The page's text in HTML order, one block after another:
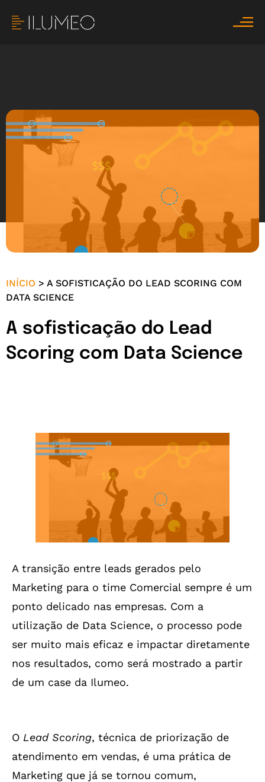
INÍCIO > A SOFISTICAÇÃO DO LEAD SCORING COM
DATA SCIENCE
A sofisticação do Lead
Scoring com Data Science
A transição entre leads gerados pelo
Marketing para o time Comercial sempre é um
ponto delicado nas empresas. Com a
utilização de Data Science, o processo pode
ser muito mais eficaz e impactar diretamente
nos resultados, como será mostrado a partir
de um case da Ilumeo.
O Lead Scoring, técnica de priorização de
atendimento em vendas, é uma prática de
Marketing que já se tornou comum,